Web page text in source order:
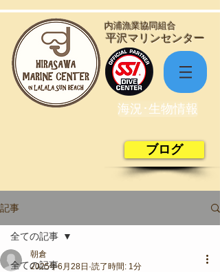
​平沢マリンセンター
​内浦漁業協同組合
海況･生物情報
ブログ
記事
全ての記事
全ての記事
朝倉
2025年6月28日 読了時間: 1分